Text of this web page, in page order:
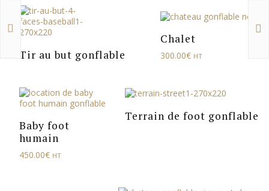
Chalet
300.00€ HT
Tir au but gonflable
Terrain de foot gonflable
Baby foot
humain
450.00€ HT